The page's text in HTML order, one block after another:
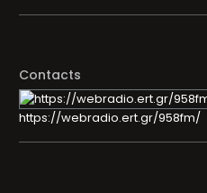
Contacts
https://webradio.ert.gr/958fm/